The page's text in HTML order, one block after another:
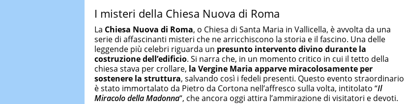
I misteri della Chiesa Nuova di Roma
La Chiesa Nuova di Roma, o Chiesa di Santa Maria in Vallicella, è avvolta da una
serie di affascinanti misteri che ne arricchiscono la storia e il fascino. Una delle
leggende più celebri riguarda un presunto intervento divino durante la
costruzione dell’edificio. Si narra che, in un momento critico in cui il tetto della
chiesa stava per crollare, la Vergine Maria apparve miracolosamente per
sostenere la struttura, salvando così i fedeli presenti. Questo evento straordinario
è stato immortalato da Pietro da Cortona nell’affresco sulla volta, intitolato “Il
Miracolo della Madonna“, che ancora oggi attira l’ammirazione di visitatori e devoti.